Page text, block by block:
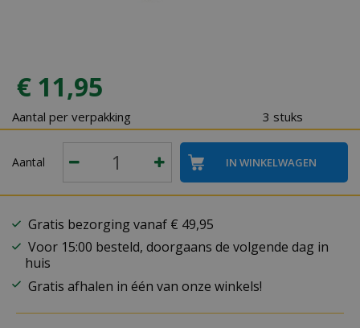
€ 11,95
Aantal per verpakking 3 stuks
Aantal
Gratis bezorging vanaf € 49,95
Voor 15:00 besteld, doorgaans de volgende dag in
huis
Gratis afhalen in één van onze winkels!